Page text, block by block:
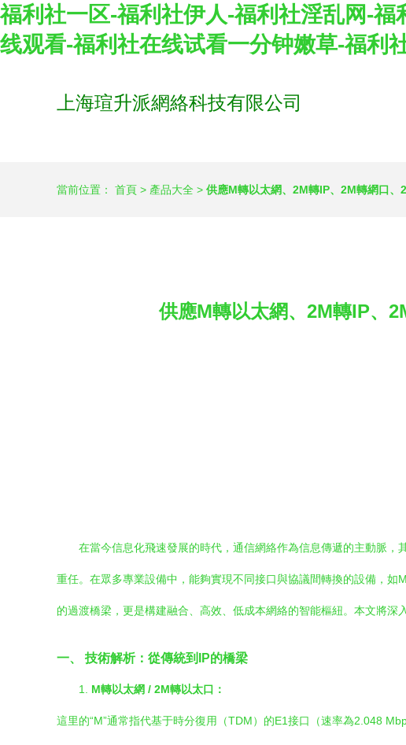
福利社一区-福利社伊人-福利社淫乱网-
线观看-福利社在线试看一分钟嫩草-福利
上海瑄升派網絡科技有限公司
當前位置： 首頁 > 產品大全 > 供應M轉以太網、2M轉IP、2M轉網口
供應M轉以太網、2M轉IP、
在當今信息化飛速發展的時代，通信網絡作為信息傳遞的主動脈
重任。在眾多專業設備中，能夠實現不同接口與協議間轉換的設備，
的過渡橋梁，更是構建融合、高效、低成本網絡的智能樞紐。本文將深
一、 技術解析：從傳統到IP的橋梁
1. M轉以太網 / 2M轉以太口：
這里的“M”通常指代基于時分復用（TDM）的E1接口（速率為2.048